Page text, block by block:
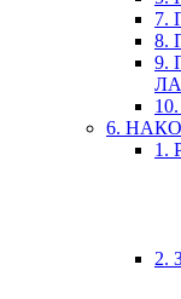
7.
8.
9.
6.
1.
2.